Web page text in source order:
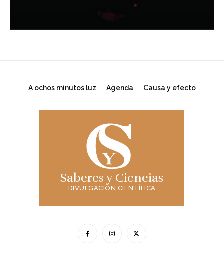
A ochos minutos luz Agenda Causa y efecto
Saberes y Ciencias
DIVULGACIÓN CIENTÍFICA